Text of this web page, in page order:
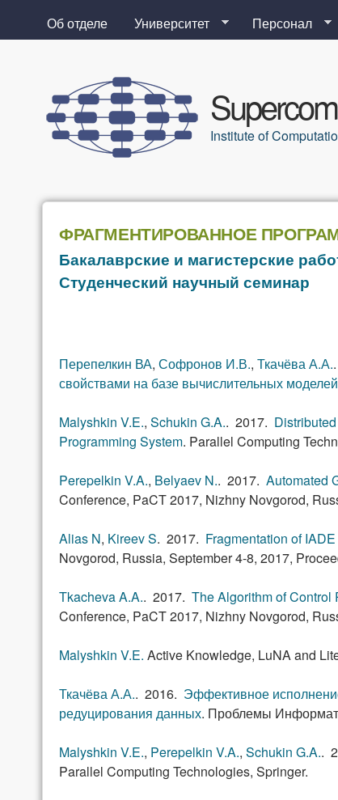
Об отделе Университет Персонал
Institute of
ФРАГМЕНТИРОВАННОЕ
Бакалаврские и магистерские
Студенческий научный семинар
Перепелкин ВА, Софронов И.В., Ткачёва А.А.
свойствами на базе вычислительных моделей
Malyshkin V.E., Schukin G.A.. 2017.
Programming System. Parallel Computing
Perepelkin V.A., Belyaev N.. 2017. Automated
Conference, PaCT 2017, Nizhny Novgorod,
Alias N, Kireev S. 2017. Fragmentation of
Novgorod, Russia, September 4-8, 2017,
Tkacheva A.A.. 2017. The Algorithm of Control
Conference, PaCT 2017, Nizhny Novgorod,
Malyshkin V.E. Active Knowledge, LuNA and
Ткачёва А.А.. 2016. Эффективное
редуцирования данных. Проблемы
Malyshkin V.E., Perepelkin V.A., Schukin G.A..
Parallel Computing Technologies, Springer.